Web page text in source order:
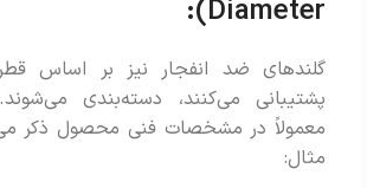
Diameter):
گلندهای ضد انفجار نیز بر اساس
پشتیبانی می‌کنند، دسته‌بندی
معمولاً در مشخصات فنی محصول ذکر
مثال: